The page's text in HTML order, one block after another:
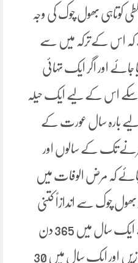
کوتاہی بھول چوک کی وجہ
کہ اس کےترکہ میں سے
جائے اور اگر ایک تہائی
ہوسکے اس کے لیے ایک حیلہ
لیے بارہ سال عورت کے
تک کے سالوں اور
جائے کہ مرض الوفات میں
بھول چوک سے اندازاً کتنی
نمازیں روزے رہ گئے ہوں گے ایک سال میں 365 دن
ہوتے ہیں ایک دن میں چھ نمازیں اور ایک سال میں 30